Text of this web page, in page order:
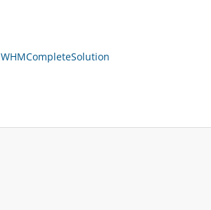
WHMCompleteSolution